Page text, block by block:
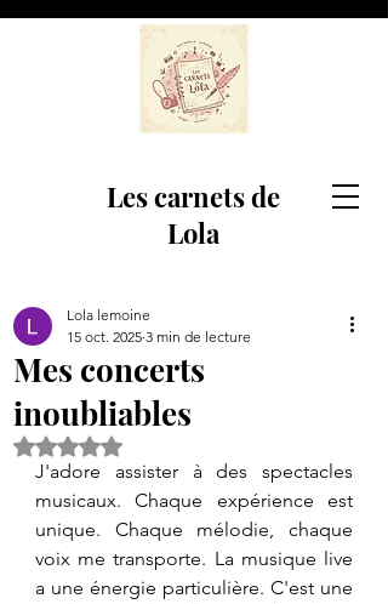
Les carnets de
Lola
Mes concerts
inoubliables
Lola lemoine
15 oct. 2025 3 min de lecture
Noté NaN étoiles sur 5.
J'adore assister à des spectacles
musicaux. Chaque expérience est
unique. Chaque mélodie, chaque
voix me transporte. La musique live
a une énergie particulière. C'est une